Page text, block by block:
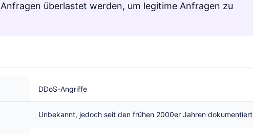
überlastet werden, um legitime Anfragen zu
DDoS-Angriffe
Unbekannt, jedoch seit den frühen 2000er Jahren dokumentiert